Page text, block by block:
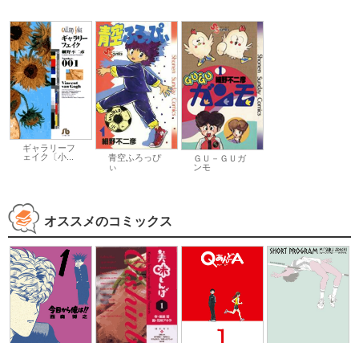
ギャラリーフ
ェイク〔小...
青空ふろっぴ
ぃ
ＧＵ－ＧＵガ
ンモ
オススメのコミックス